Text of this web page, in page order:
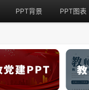
PPT背景 PPT图表